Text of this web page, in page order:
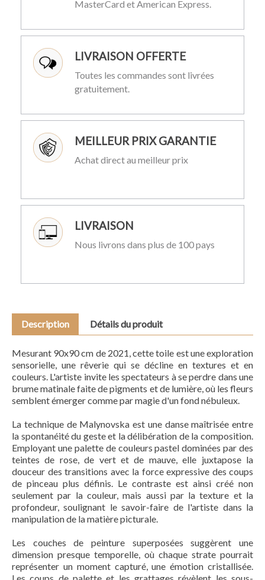
MasterCard et American Express.
LIVRAISON OFFERTE
Toutes les commandes sont livrées
gratuitement.
MEILLEUR PRIX GARANTIE
Achat direct au meilleur prix
LIVRAISON
Nous livrons dans plus de 100 pays
Description Détails du produit
Mesurant 90x90 cm de 2021, cette toile est une exploration
sensorielle, une rêverie qui se décline en textures et en
couleurs. L'artiste invite les spectateurs à se perdre dans une
brume matinale faite de pigments et de lumière, où les fleurs
semblent émerger comme par magie d'un fond nébuleux.
La technique de Malynovska est une danse maîtrisée entre
la spontanéité du geste et la délibération de la composition.
Employant une palette de couleurs pastel dominées par des
teintes de rose, de vert et de mauve, elle juxtapose la
douceur des transitions avec la force expressive des coups
de pinceau plus définis. Le contraste est ainsi créé non
seulement par la couleur, mais aussi par la texture et la
profondeur, soulignant le savoir-faire de l'artiste dans la
manipulation de la matière picturale.
Les couches de peinture superposées suggèrent une
dimension presque temporelle, où chaque strate pourrait
représenter un moment capturé, une émotion cristallisée.